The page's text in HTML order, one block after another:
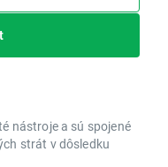
nástroje a sú spojené
strát v dôsledku